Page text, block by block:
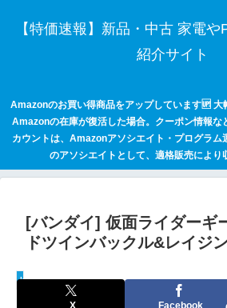
【特価速報】新品・中古 家電
紹介サイト
Amazonのお買い得商品をアップしています🆙 大
Amazonの在庫が復活した場合。クーポン情報な
カウントは、Amazonアソシエイト・プログラ
のアソシエイトとして、適格販売により
[バンダイ] 仮面ライダーギ
ドツインバックル&レイジ
keepaトラッキング